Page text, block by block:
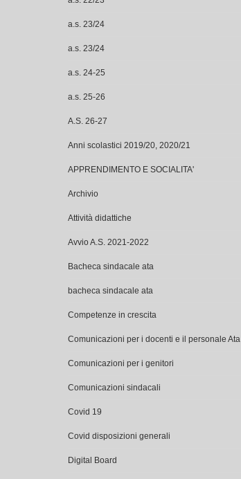
a.s. 23/24
a.s. 23/24
a.s. 24-25
a.s. 25-26
A.S. 26-27
Anni scolastici 2019/20, 2020/21
APPRENDIMENTO E SOCIALITA'
Archivio
Attività didattiche
Avvio A.S. 2021-2022
Bacheca sindacale ata
bacheca sindacale ata
Competenze in crescita
Comunicazioni per i docenti e il personale Ata
Comunicazioni per i genitori
Comunicazioni sindacali
Covid 19
Covid disposizioni generali
Digital Board